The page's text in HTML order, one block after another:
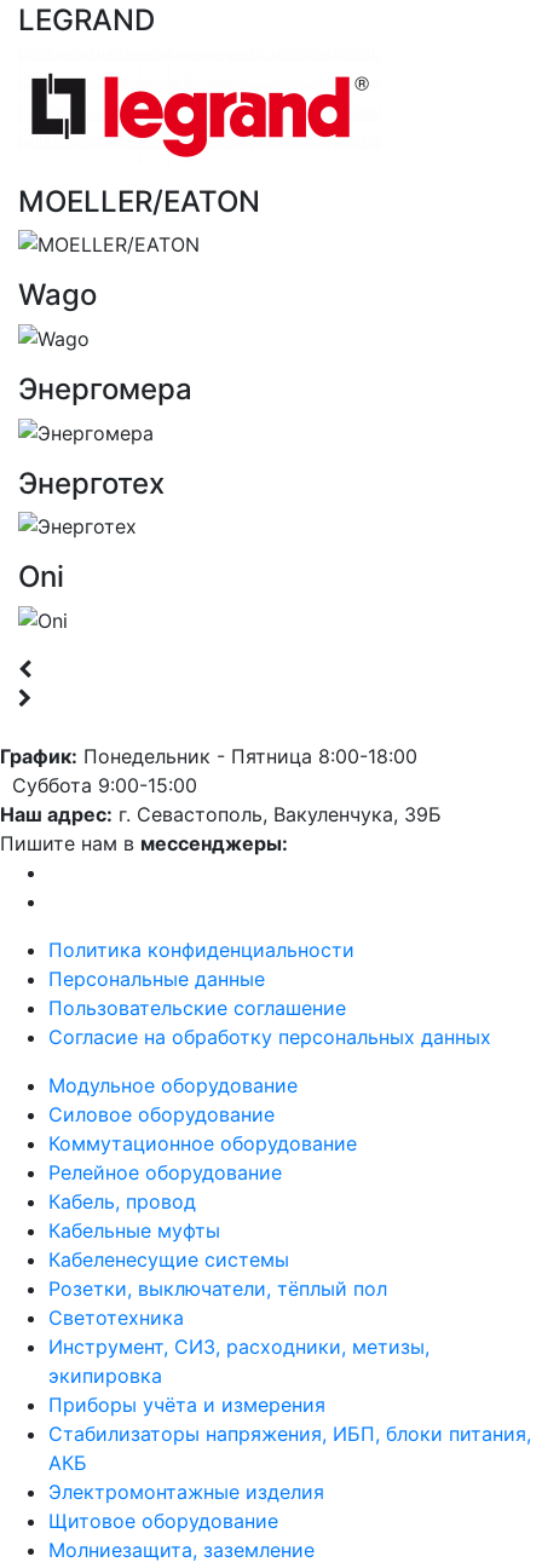
LEGRAND
MOELLER/EATON
Wago
Энергомера
Энерготех
Oni
График: Понедельник - Пятница 8:00-18:00
Суббота 9:00-15:00
Наш адрес: г. Севастополь, Вакуленчука, 39Б
Пишите нам в мессенджеры:
Политика конфиденциальности
Персональные данные
Пользовательские соглашение
Согласие на обработку персональных данных
Модульное оборудование
Силовое оборудование
Коммутационное оборудование
Релейное оборудование
Кабель, провод
Кабельные муфты
Кабеленесущие системы
Розетки, выключатели, тёплый пол
Светотехника
Инструмент, СИЗ, расходники, метизы,
экипировка
Приборы учёта и измерения
Стабилизаторы напряжения, ИБП, блоки питания,
АКБ
Электромонтажные изделия
Щитовое оборудование
Молниезащита, заземление